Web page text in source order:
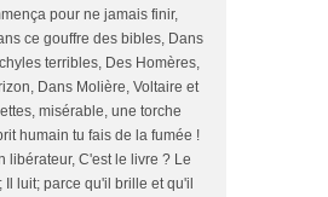
pour ne jamais finir,
ce gouffre des bibles, Dans
terribles, Des Homères,
Dans Molière, Voltaire et
misérable, une torche
humain tu fais de la fumée !
libérateur, C'est le livre ? Le
luit; parce qu'il brille et qu'il